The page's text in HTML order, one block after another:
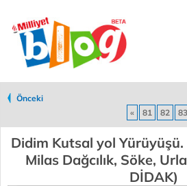
Önceki
«
81 82 83
Didim Kutsal yol
Milas Dağcılık, Söke,
DİDAK)